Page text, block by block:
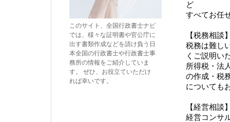
ど
すべてお任
【税務相談
税務は難し
くご説明い
所得税・法
の作成・税
についても
【経営相談
経営コンサ
このサイト、全国行政書士ナビ
では、様々な証明書や官公庁に
出す書類作成などを請け負う日
本全国の行政書士や行政書士事
務所の情報をご紹介していま
す。 ぜひ、お役立ていただけ
れば幸いです。